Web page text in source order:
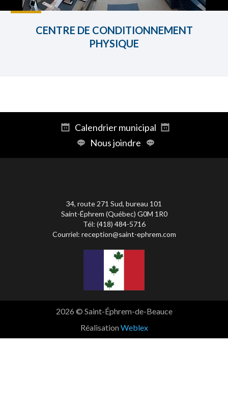
CENTRE DE CONDITIONNEMENT
PHYSIQUE
Calendrier municipal
Nous joindre
34, route 271 Sud, bureau 101
Saint-Éphrem (Québec) G0M 1R0
Tél: (418) 484-5716
Courriel: reception@saint-ephrem.com
2026 © Saint-Éphrem-de-Beauce
RéalisationWeblex